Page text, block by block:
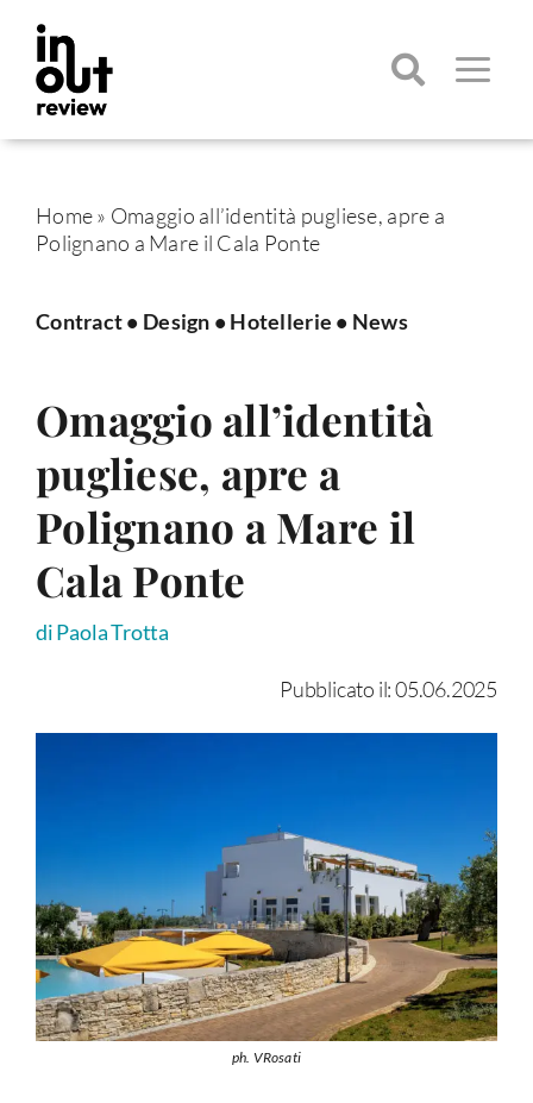
contenuto
Toggle
per:
Home» Omaggio all’identità pugliese, apre a
Polignano a Mare il Cala Ponte
Contract• Design • Hotellerie • News
Omaggio all’identità
pugliese, apre a
Polignano a Mare il
Cala Ponte
di Paola Trotta
Pubblicato il: 05.06.2025
ph. VRosati